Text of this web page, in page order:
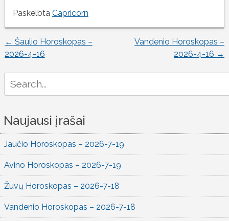
Paskelbta Capricorn
Įrašo
naršymas
← Šaulio Horoskopas –
2026-4-16
Vandenio Horoskopas –
2026-4-16 →
for:
Naujausi įrašai
Jaučio Horoskopas – 2026-7-19
Avino Horoskopas – 2026-7-19
Žuvų Horoskopas – 2026-7-18
Vandenio Horoskopas – 2026-7-18